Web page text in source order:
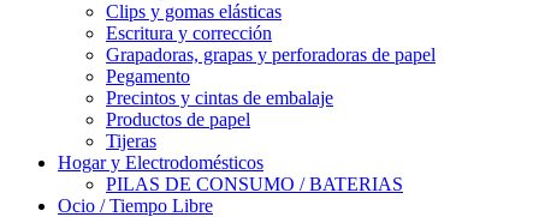
Clips y gomas elásticas
Escritura y corrección
Grapadoras, grapas y perforadoras de papel
Pegamento
Precintos y cintas de embalaje
Productos de papel
Tijeras
Hogar y Electrodomésticos
PILAS DE CONSUMO / BATERIAS
Ocio / Tiempo Libre